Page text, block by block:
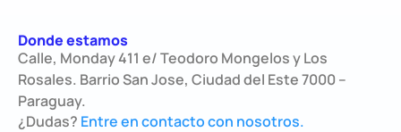
Donde estamos
Calle, Monday 411 e/ Teodoro Mongelos y Los
Rosales. Barrio San Jose, Ciudad del Este 7000 –
Paraguay.
¿Dudas? Entre en contacto con nosotros.